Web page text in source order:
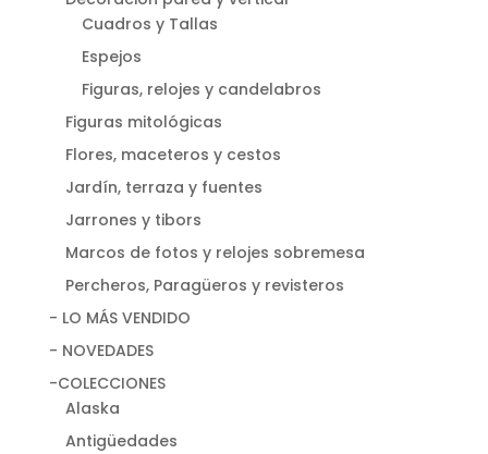
Cuadros y Tallas
Espejos
Figuras, relojes y candelabros
Figuras mitológicas
Flores, maceteros y cestos
Jardín, terraza y fuentes
Jarrones y tibors
Marcos de fotos y relojes sobremesa
Percheros, Paragüeros y revisteros
- LO MÁS VENDIDO
- NOVEDADES
-COLECCIONES
Alaska
Antigüedades